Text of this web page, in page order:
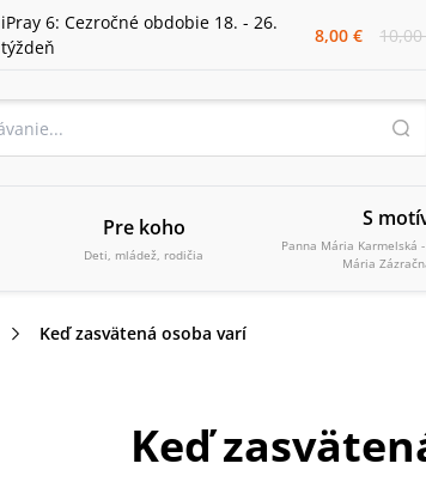
iPray 6: Cezročné obdobie 18. - 26.
týždeň
8,00 €
Pre koho
Deti, mládež, rodičia
S
Panna Mária Karmelská
Mária
Keď zasvätená osoba varí
Keď